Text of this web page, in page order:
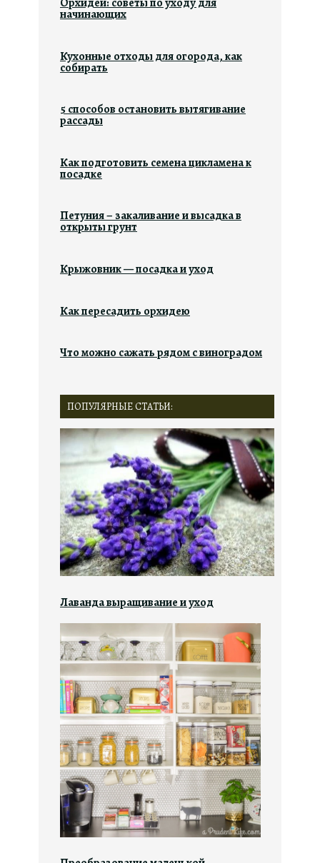
начинающих
Кухонные отходы для огорода, как
собирать
5 способов остановить вытягивание
рассады
Как подготовить семена цикламена к
посадке
Петуния – закаливание и высадка в
открыты грунт
Крыжовник — посадка и уход
Как пересадить орхидею
Что можно сажать рядом с виноградом
ПОПУЛЯРНЫЕ СТАТЬИ:
Лаванда выращивание и уход